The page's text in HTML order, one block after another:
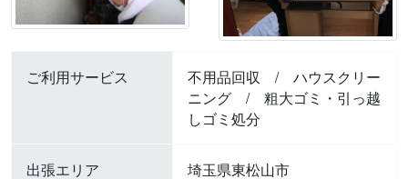
ご利用サービス 不用品回収 / ハウスクリー
ニング / 粗大ゴミ・引っ越
しゴミ処分
出張エリア 埼玉県東松山市